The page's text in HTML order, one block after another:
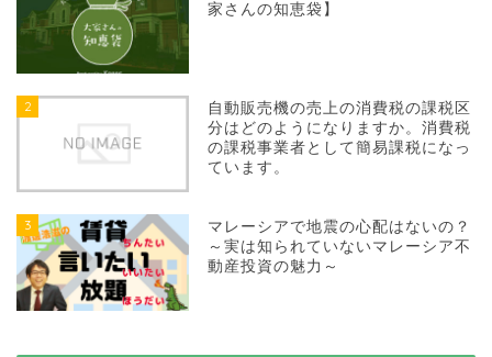
家さんの知恵袋】
2
自動販売機の売上の消費税の課税区
分はどのようになりますか。消費税
の課税事業者として簡易課税になっ
ています。
3
マレーシアで地震の心配はないの？
～実は知られていないマレーシア不
動産投資の魅力～